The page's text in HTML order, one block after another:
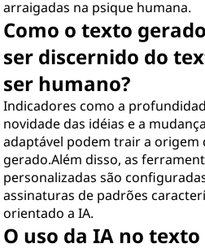
arraigadas na psique humana.
Como o texto
ser discernido do
ser humano?
Indicadores como a
novidade das idéias e a
adaptável podem trair a origem
gerado.Além disso, as
personalizadas são
assinaturas de padrões
orientado a IA.
O uso da IA no